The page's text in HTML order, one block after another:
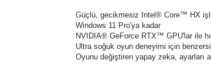
Güçlü, gecikmesiz Intel® Core™ HX
Windows 11 Pro'ya kadar
NVIDIA® GeForce RTX™ GPU'lar ile
Ultra soğuk oyun deneyimi için
Oyunu değiştiren yapay zeka, ayarları